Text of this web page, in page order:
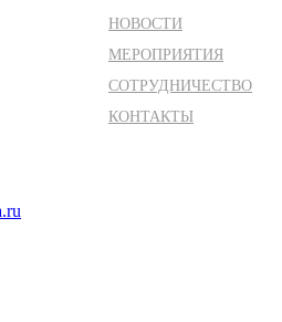
НОВОСТИ
МЕРОПРИЯТИЯ
СОТРУДНИЧЕСТВО
КОНТАКТЫ